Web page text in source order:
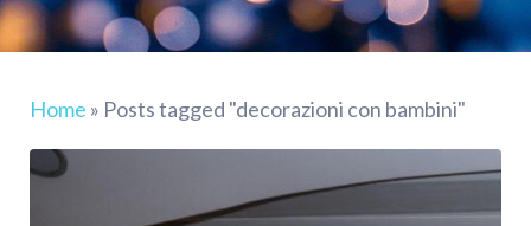
Home » Posts tagged "decorazioni con bambini"